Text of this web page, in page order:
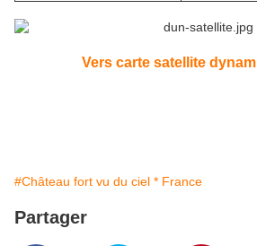
Vers carte satellite
#Château fort vu du ciel * France
Partager